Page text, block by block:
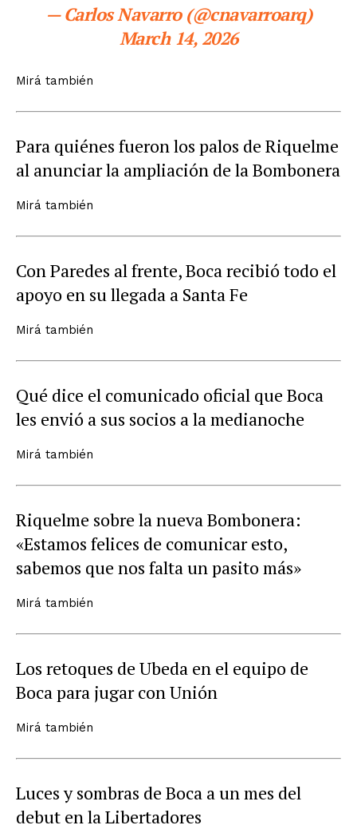
— Carlos Navarro (@cnavarroarq)
March 14, 2026
Mirá también
Para quiénes fueron los palos de Riquelme
al anunciar la ampliación de la Bombonera
Mirá también
Con Paredes al frente, Boca recibió todo el
apoyo en su llegada a Santa Fe
Mirá también
Qué dice el comunicado oficial que Boca
les envió a sus socios a la medianoche
Mirá también
Riquelme sobre la nueva Bombonera:
«Estamos felices de comunicar esto,
sabemos que nos falta un pasito más»
Mirá también
Los retoques de Ubeda en el equipo de
Boca para jugar con Unión
Mirá también
Luces y sombras de Boca a un mes del
debut en la Libertadores